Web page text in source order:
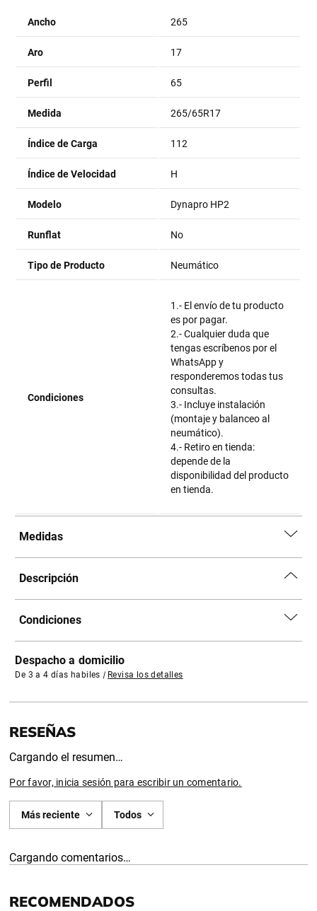
Ancho 265
Aro 17
Perfil 65
Medida 265/65R17
Índice de Carga 112
Índice de Velocidad H
Modelo Dynapro HP2
Runflat No
Tipo de Producto Neumático
Condiciones
1.- El envío de tu producto
es por pagar.
2.- Cualquier duda que
tengas escríbenos por el
WhatsApp y
responderemos todas tus
consultas.
3.- Incluye instalación
(montaje y balanceo al
neumático).
4.- Retiro en tienda:
depende de la
disponibilidad del producto
en tienda.
Medidas
Descripción
Condiciones
Despacho a domicilio
De 3 a 4 días habiles | Revisa los detalles
Cargando el resumen…
Por favor, inicia sesión para escribir un comentario.
Más reciente Todos
Cargando comentarios…
RECOMENDADOS